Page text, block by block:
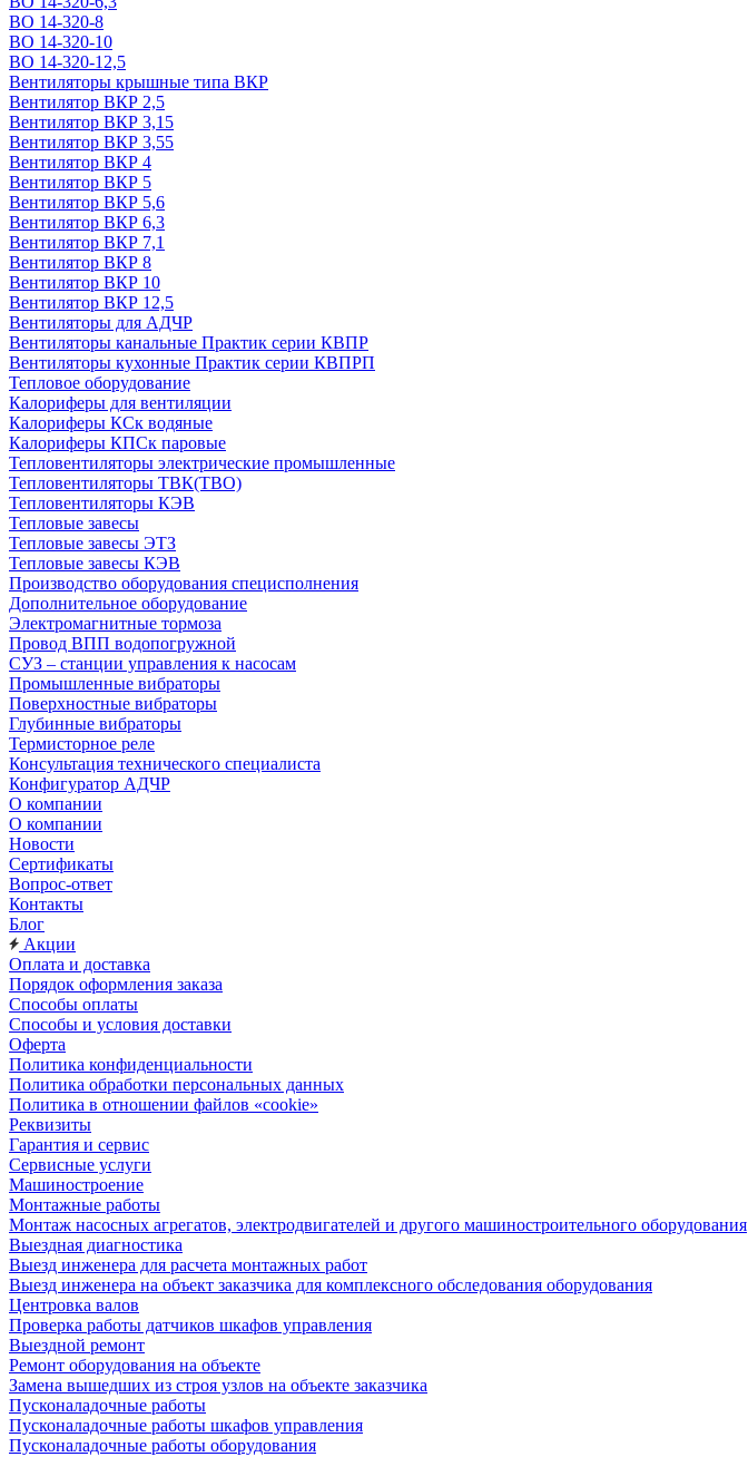
ВО 14-320-8
ВО 14-320-10
ВО 14-320-12,5
Вентиляторы крышные типа ВКР
Вентилятор ВКР 2,5
Вентилятор ВКР 3,15
Вентилятор ВКР 3,55
Вентилятор ВКР 4
Вентилятор ВКР 5
Вентилятор ВКР 5,6
Вентилятор ВКР 6,3
Вентилятор ВКР 7,1
Вентилятор ВКР 8
Вентилятор ВКР 10
Вентилятор ВКР 12,5
Вентиляторы для АДЧР
Вентиляторы канальные Практик серии КВПР
Вентиляторы кухонные Практик серии КВПРП
Тепловое оборудование
Калориферы для вентиляции
Калориферы КСк водяные
Калориферы КПСк паровые
Тепловентиляторы электрические промышленные
Тепловентиляторы ТВК(ТВО)
Тепловентиляторы КЭВ
Тепловые завесы
Тепловые завесы ЭТЗ
Тепловые завесы КЭВ
Производство оборудования специсполнения
Дополнительное оборудование
Электромагнитные тормоза
Провод ВПП водопогружной
СУЗ – станции управления к насосам
Промышленные вибраторы
Поверхностные вибраторы
Глубинные вибраторы
Термисторное реле
Консультация технического специалиста
Конфигуратор АДЧР
О компании
О компании
Новости
Сертификаты
Вопрос-ответ
Контакты
Блог
Акции
Оплата и доставка
Порядок оформления заказа
Способы оплаты
Способы и условия доставки
Оферта
Политика конфиденциальности
Политика обработки персональных данных
Политика в отношении файлов «cookie»
Реквизиты
Гарантия и сервис
Сервисные услуги
Машиностроение
Монтажные работы
Монтаж насосных агрегатов, электродвигателей и другого машиностроительного оборудования
Выездная диагностика
Выезд инженера для расчета монтажных работ
Выезд инженера на объект заказчика для комплексного обследования оборудования
Центровка валов
Проверка работы датчиков шкафов управления
Выездной ремонт
Ремонт оборудования на объекте
Замена вышедших из строя узлов на объекте заказчика
Пусконаладочные работы
Пусконаладочные работы шкафов управления
Пусконаладочные работы оборудования